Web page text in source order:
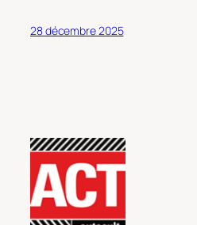
28 décembre 2025